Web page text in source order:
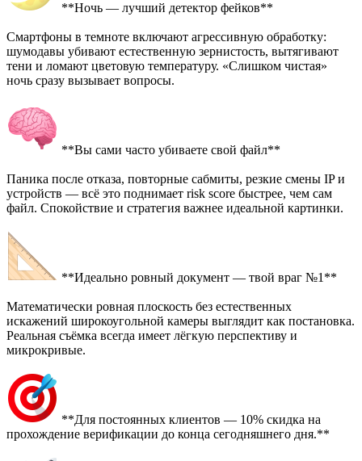
**Ночь — лучший детектор фейков**
Смартфоны в темноте включают агрессивную обработку:
шумодавы убивают естественную зернистость, вытягивают
тени и ломают цветовую температуру. «Слишком чистая»
ночь сразу вызывает вопросы.
**Вы сами часто убиваете свой файл**
Паника после отказа, повторные сабмиты, резкие смены IP и
устройств — всё это поднимает risk score быстрее, чем сам
файл. Спокойствие и стратегия важнее идеальной картинки.
**Идеально ровный документ — твой враг №1**
Математически ровная плоскость без естественных
искажений широкоугольной камеры выглядит как постановка.
Реальная съёмка всегда имеет лёгкую перспективу и
микрокривые.
**Для постоянных клиентов — 10% скидка на
прохождение верификации до конца сегодняшнего дня.**